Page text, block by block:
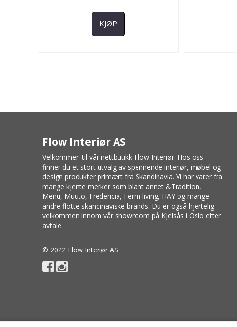
KJØP
Flow Interiør AS
Velkommen til vår nettbutikk Flow Interiør. Hos oss
finner du et stort utvalg av spennende interiør, møbel og
design produkter primært fra Skandinavia. Vi har varer fra
mange kjente merker som blant annet &Tradition,
Menu, Muuto, Fredericia, Ferm living, HAY og mange
andre flotte skandinaviske brands. Du er også hjertelig
velkommen innom vår showroom på Kjelsås i Oslo etter
avtale.
© 2022 Flow Interiør AS